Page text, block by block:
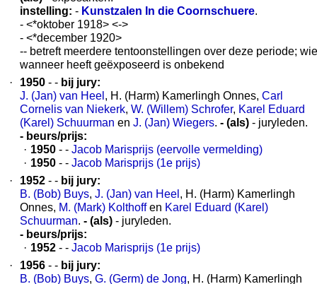
instelling: - Kunstzalen In die Coornschuere.
- <*oktober 1918> <->
- <*december 1920>
-- betreft meerdere tentoonstellingen over deze periode; wie
wanneer heeft geëxposeerd is onbekend
·
1950 - - bij jury:
J. (Jan) van Heel , H. (Harm) Kamerlingh Onnes, Carl
Cornelis van Niekerk, W. (Willem) Schrofer, Karel Eduard
(Karel) Schuurman en J. (Jan) Wiegers. - (als) - juryleden.
- beurs/prijs:
· 1950 - - Jacob Marisprijs (eervolle vermelding)
· 1950 - - Jacob Marisprijs (1e prijs)
·
1952 - - bij jury:
B. (Bob) Buys, J. (Jan) van Heel , H. (Harm) Kamerlingh
Onnes, M. (Mark) Kolthoffen Karel Eduard (Karel)
Schuurman. - (als) - juryleden.
- beurs/prijs:
· 1952 - - Jacob Marisprijs (1e prijs)
·
1956 - - bij jury:
B. (Bob) Buys, G. (Germ) de Jong, H. (Harm) Kamerlingh